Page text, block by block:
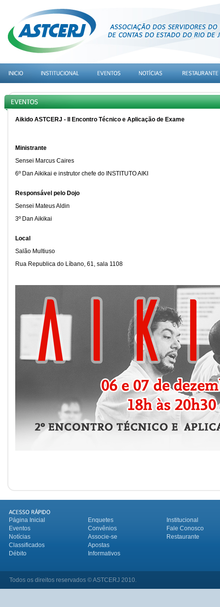
Aikido ASTCERJ - II Encontro Técnico e Aplicação de Exame
Ministrante
Sensei Marcus Caires
6º Dan Aikikai e instrutor chefe do INSTITUTO AIKI
Responsável pelo Dojo
Sensei Mateus Aldin
3º Dan Aikikai
Local
Salão Multiuso
Rua Republica do Líbano, 61, sala 1108
Página Inicial Enquetes
Institucional
Eventos
Convênios
Fale Conosco
Notícias
Associe-se
Restaurante
Classificados
Apostas
Débito
Informativos
Todos os direitos reservados © ASTCERJ 2010.